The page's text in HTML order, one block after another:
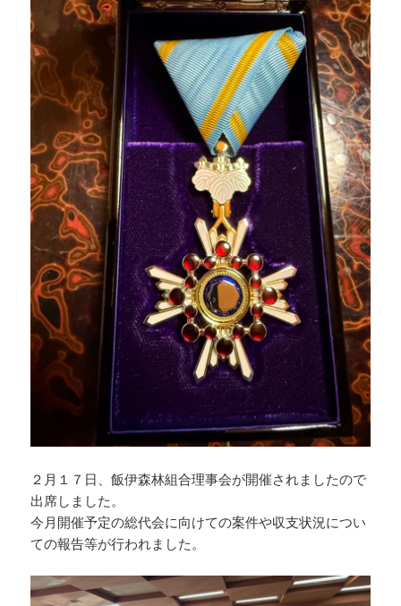
２月１７日、飯伊森林組合理事会が開催されましたので
出席しました。
今月開催予定の総代会に向けての案件や収支状況につい
ての報告等が行われました。